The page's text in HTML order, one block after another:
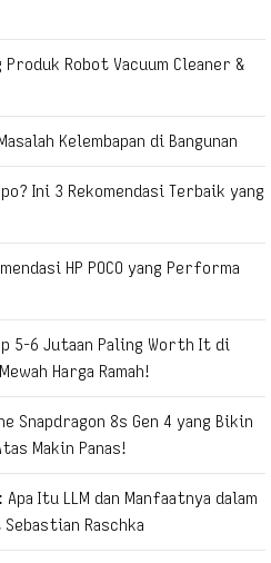
Produk Robot Vacuum Cleaner &
Kelembapan di Bangunan
Ini 3 Rekomendasi Terbaik yang
HP POCO yang Performa
5-6 Jutaan Paling Worth It di
Harga Ramah!
Snapdragon 8s Gen 4 yang Bikin
Makin Panas!
Itu LLM dan Manfaatnya dalam
Raschka